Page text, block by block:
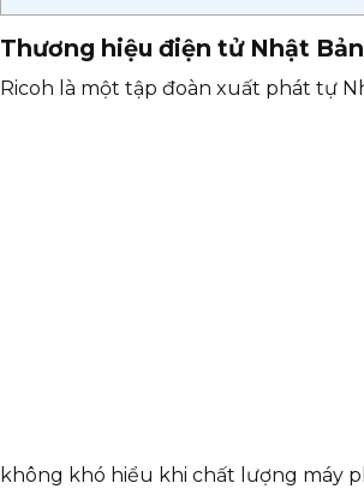
Thương hiệu điện tử Nhật Bản
Ricoh là một tập đoàn xuất phát tự
không khó hiểu khi chất lượng máy